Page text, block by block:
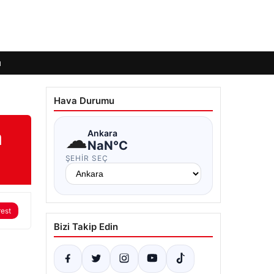
Hava Durumu
☁Ankara
NaN°C
ŞEHIR SEÇ
Bizi Takip Edin